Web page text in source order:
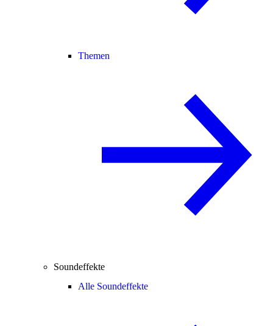
Themen
Soundeffekte
Alle Soundeffekte